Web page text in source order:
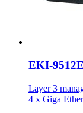
EKI-
Layer 3
4 x Giga